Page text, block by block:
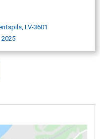
LV-3601
2025